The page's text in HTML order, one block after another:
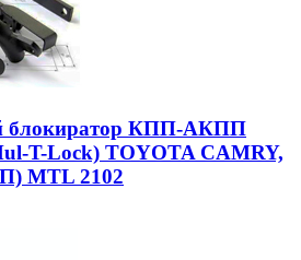
блокиратор КПП-АКПП
T-Lock) TOYOTA CAMRY,
MTL 2102